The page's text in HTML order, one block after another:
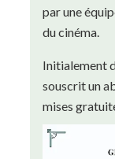
par une
du cinéma.
Initialement
souscrit un
mises